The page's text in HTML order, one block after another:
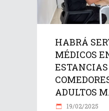
HABRÁ
MÉDICOS
ADULTOS
19/02/2025